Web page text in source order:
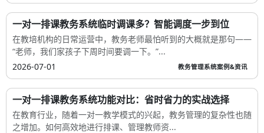
一对一排课教务系统临时调课多？智能调度一步到位
在教培机构的日常运营中，教务老师最怕听到的大概就是那句——
“老师，我们家孩子下周时间要调一下。”...
2026-07-01
教务管理系统案例&资讯
一对一排课教务系统功能对比：省时省力的实战选择
在教育行业，随着一对一教学模式的兴起，教务管理的复杂性也随
之增加。如何高效地进行排课、管理教师资...